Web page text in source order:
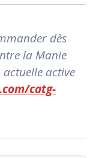
dès
la Manie
active
catg-